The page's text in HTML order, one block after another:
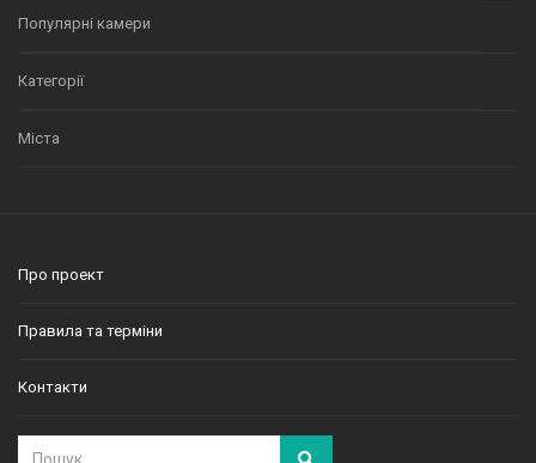
Популярні камери
Категорії
Міста
Про проект
Правила та терміни
Контакти